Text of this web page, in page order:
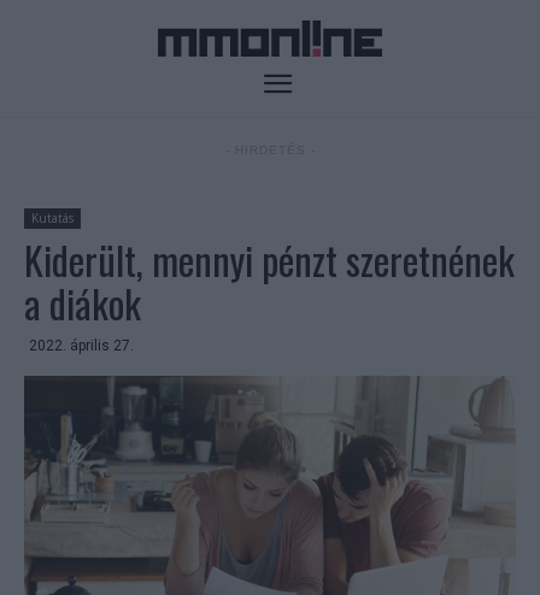
Kutatás
Kiderült, mennyi pénzt szeretnének
a diákok
2022. április 27.